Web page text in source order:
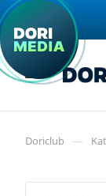
Doriclub —